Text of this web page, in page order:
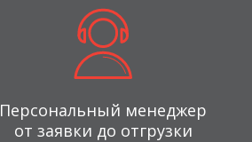
Персональный менеджер
от заявки до отгрузки